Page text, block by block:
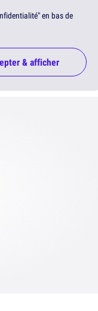
en bas de
& afficher